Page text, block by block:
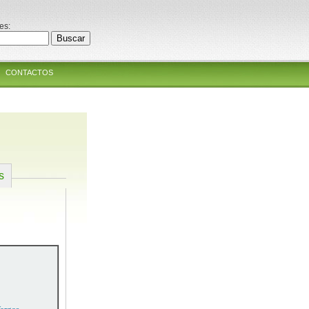
CONTACTOS